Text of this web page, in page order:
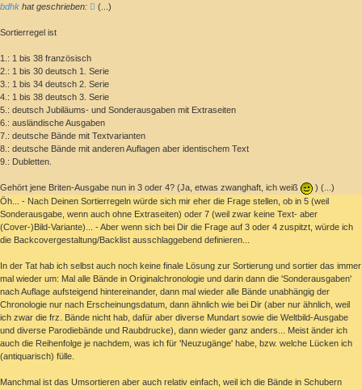
bdhk hat geschrieben: (...)
Sortierregel ist
1.: 1 bis 38 französisch
2.: 1 bis 30 deutsch 1. Serie
3.: 1 bis 34 deutsch 2. Serie
4.: 1 bis 38 deutsch 3. Serie
5.: deutsch Jubiläums- und Sonderausgaben mit Extraseiten
6.: ausländische Ausgaben
7.: deutsche Bände mit Textvarianten
8.: deutsche Bände mit anderen Auflagen aber identischem Text
9.: Dubletten.
Gehört jene Briten-Ausgabe nun in 3 oder 4? (Ja, etwas zwanghaft, ich weiß
) (...)
Öh... - Nach Deinen Sortierregeln würde sich mir eher die Frage stellen, ob in 5 (weil
Sonderausgabe, wenn auch ohne Extraseiten) oder 7 (weil zwar keine Text- aber
(Cover-)Bild-Variante)... - Aber wenn sich bei Dir die Frage auf 3 oder 4 zuspitzt, würde ich
die Backcovergestaltung/Backlist ausschlaggebend definieren...
In der Tat hab ich selbst auch noch keine finale Lösung zur Sortierung und sortier das immer
mal wieder um: Mal alle Bände in Originalchronologie und darin dann die 'Sonderausgaben'
nach Auflage aufsteigend hintereinander, dann mal wieder alle Bände unabhängig der
Chronologie nur nach Erscheinungsdatum, dann ähnlich wie bei Dir (aber nur ähnlich, weil
ich zwar die frz. Bände nicht hab, dafür aber diverse Mundart sowie die Weltbild-Ausgabe
und diverse Parodiebände und Raubdrucke), dann wieder ganz anders... Meist änder ich
auch die Reihenfolge je nachdem, was ich für 'Neuzugänge' habe, bzw. welche Lücken ich
(antiquarisch) fülle.
Manchmal ist das Umsortieren aber auch relativ einfach, weil ich die Bände in Schubern